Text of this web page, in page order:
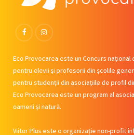
FacebookInstagram
Eco Provocarea este un Concurs
pentru elevii și profesorii din școlile
pentru studenții din asociațiile de profil
Eco Provocarea este un program al
oameni și natură.
Viitor Plus este o organizație non-profit